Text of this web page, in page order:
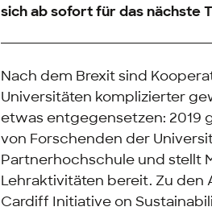
sich ab sofort für das nächste
Nach dem Brexit sind
Universitäten komplizierter
etwas entgegensetzen: 2019
von Forschenden der
Partnerhochschule und stellt
Lehraktivitäten bereit. Zu den
Cardiff Initiative on